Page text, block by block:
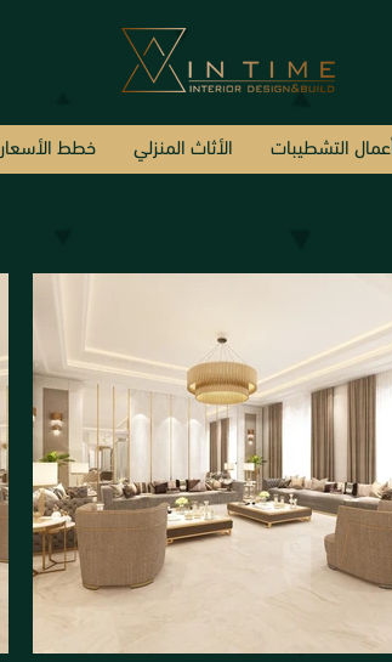
أعمال التشطيبات الأثاث المنزلي خطط الأسعار